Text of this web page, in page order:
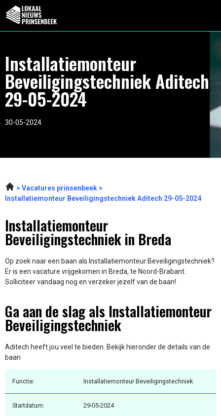
Installatiemonteur
Beveiligingstechniek Aditech
29-05-2024
30-05-2024
Vacatures prinsenbeek
Installatiemonteur Beveiligingstechniek Aditech 29-05-2024
Installatiemonteur
Beveiligingstechniek in Breda
Op zoek naar een baan als Installatiemonteur Beveiligingstechniek?
Er is een vacature vrijgekomen in Breda, te Noord-Brabant.
Solliciteer vandaag nog en verzeker jezelf van de baan!
Ga aan de slag als Installatiemonteur
Beveiligingstechniek
Aditech heeft jou veel te bieden. Bekijk hieronder de details van de
baan
Functie: Installatiemonteur Beveiligingstechniek
Startdatum: 29-05-2024